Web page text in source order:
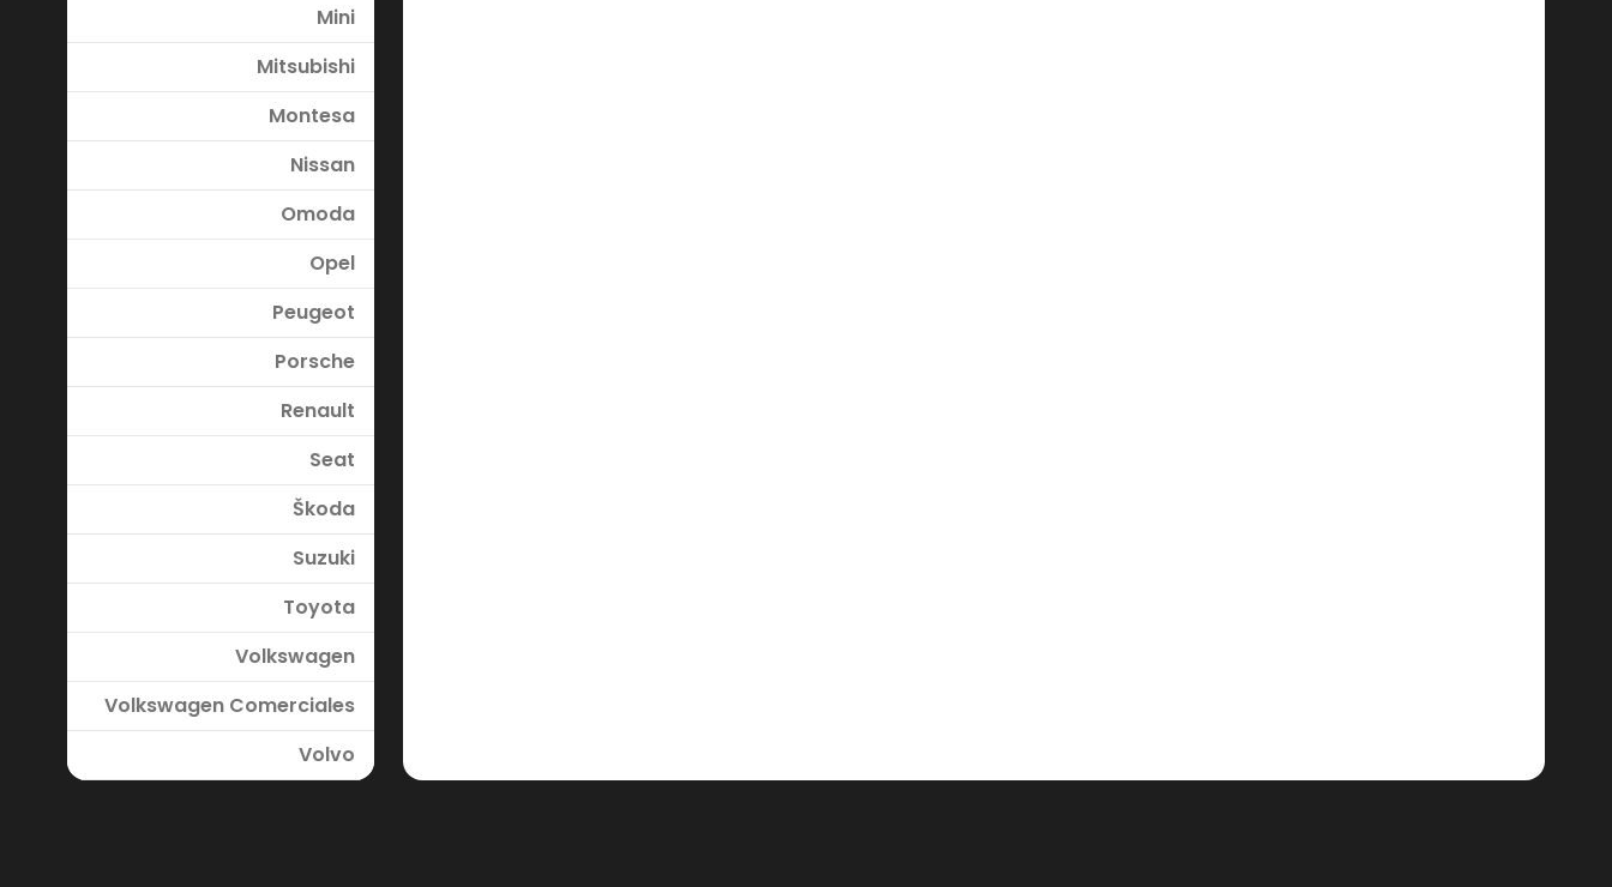
Mini
Mitsubishi
Montesa
Nissan
Omoda
Opel
Peugeot
Porsche
Renault
Seat
Škoda
Suzuki
Toyota
Volkswagen
Volkswagen Comerciales
Volvo